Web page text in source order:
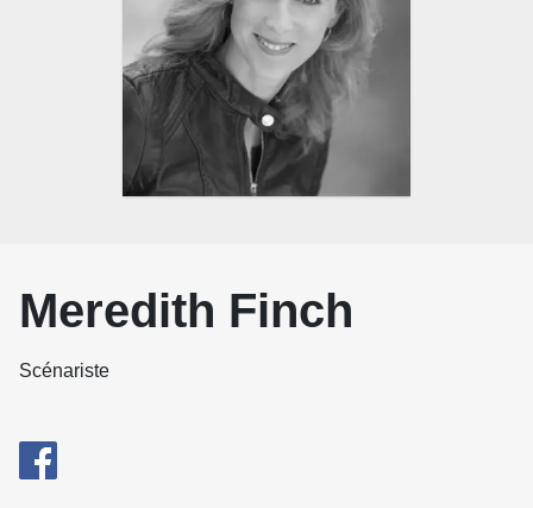
Meredith Finch
Scénariste